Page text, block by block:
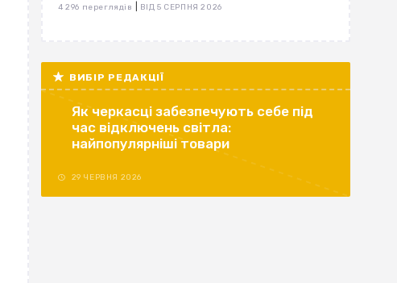
4 296 переглядів ВІД 5 СЕРПНЯ 2026
ВИБІР РЕДАКЦІЇ
Як черкасці забезпечують себе під
час відключень світла:
найпопулярніші товари
29 ЧЕРВНЯ 2026